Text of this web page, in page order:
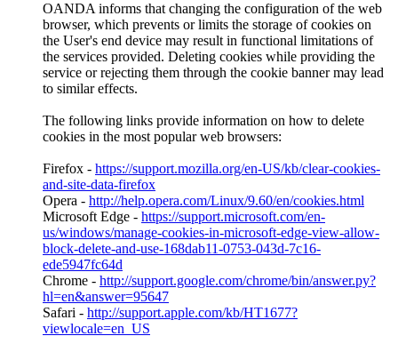
OANDA informs that changing the configuration of the web
browser, which prevents or limits the storage of cookies on
the User's end device may result in functional limitations of
the services provided. Deleting cookies while providing the
service or rejecting them through the cookie banner may lead
to similar effects.
The following links provide information on how to delete
cookies in the most popular web browsers:
Firefox - https://support.mozilla.org/en-US/kb/clear-cookies-
and-site-data-firefox
Opera - http://help.opera.com/Linux/9.60/en/cookies.html
Microsoft Edge - https://support.microsoft.com/en-
us/windows/manage-cookies-in-microsoft-edge-view-allow-
block-delete-and-use-168dab11-0753-043d-7c16-
ede5947fc64d
Chrome - http://support.google.com/chrome/bin/answer.py?
hl=en&answer=95647
Safari - http://support.apple.com/kb/HT1677?
viewlocale=en_US